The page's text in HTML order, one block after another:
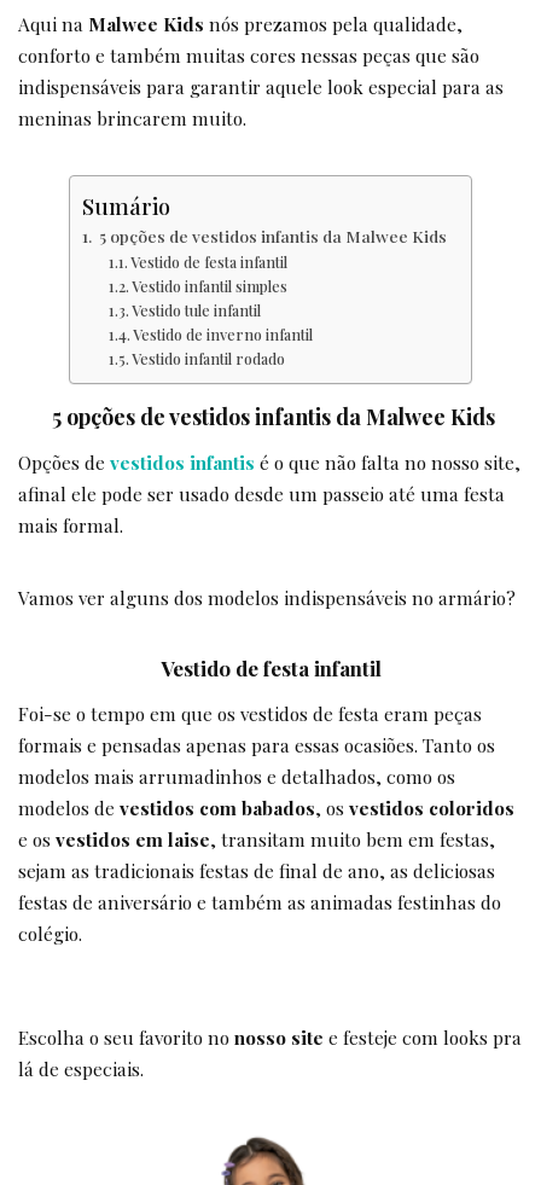
Aqui na Malwee Kids nós prezamos pela qualidade,
conforto e também muitas cores nessas peças que são
indispensáveis para garantir aquele look especial para as
meninas brincarem muito.
Sumário
5 opções de vestidos infantis da Malwee Kids
Vestido de festa infantil
Vestido infantil simples
Vestido tule infantil
Vestido de inverno infantil
Vestido infantil rodado
5 opções de vestidos infantis da Malwee Kids
Opções de vestidos infantis é o que não falta no nosso site,
afinal ele pode ser usado desde um passeio até uma festa
mais formal.
Vamos ver alguns dos modelos indispensáveis no armário?
Vestido de festa infantil
Foi-se o tempo em que os vestidos de festa eram peças
formais e pensadas apenas para essas ocasiões. Tanto os
modelos mais arrumadinhos e detalhados, como os
modelos de vestidos com babados, os vestidos coloridos
e os vestidos em laise, transitam muito bem em festas,
sejam as tradicionais festas de final de ano, as deliciosas
festas de aniversário e também as animadas festinhas do
colégio.
Escolha o seu favorito nonosso site e festeje com looks pra
lá de especiais.